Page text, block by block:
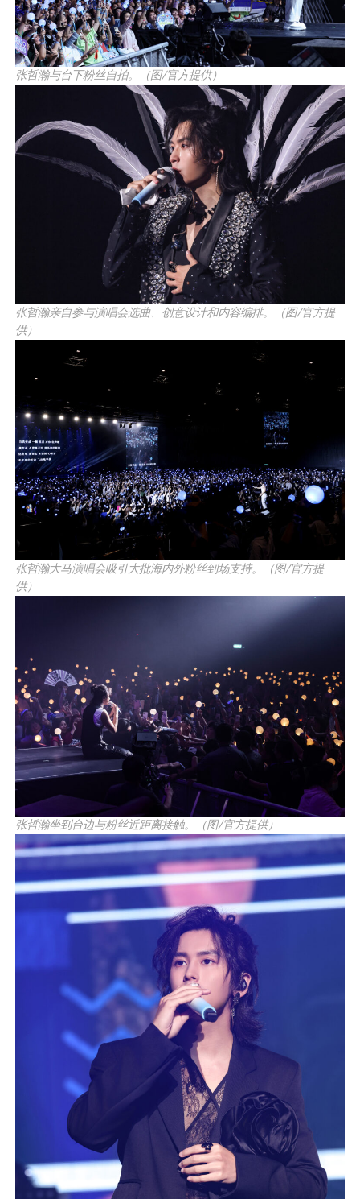
张哲瀚与台下粉丝自拍。（图/官方提供）
张哲瀚亲自参与演唱会选曲、创意设计和内容编排。（图/官方提
供）
张哲瀚大马演唱会吸引大批海内外粉丝到场支持。（图/官方提
供）
张哲瀚坐到台边与粉丝近距离接触。（图/官方提供）